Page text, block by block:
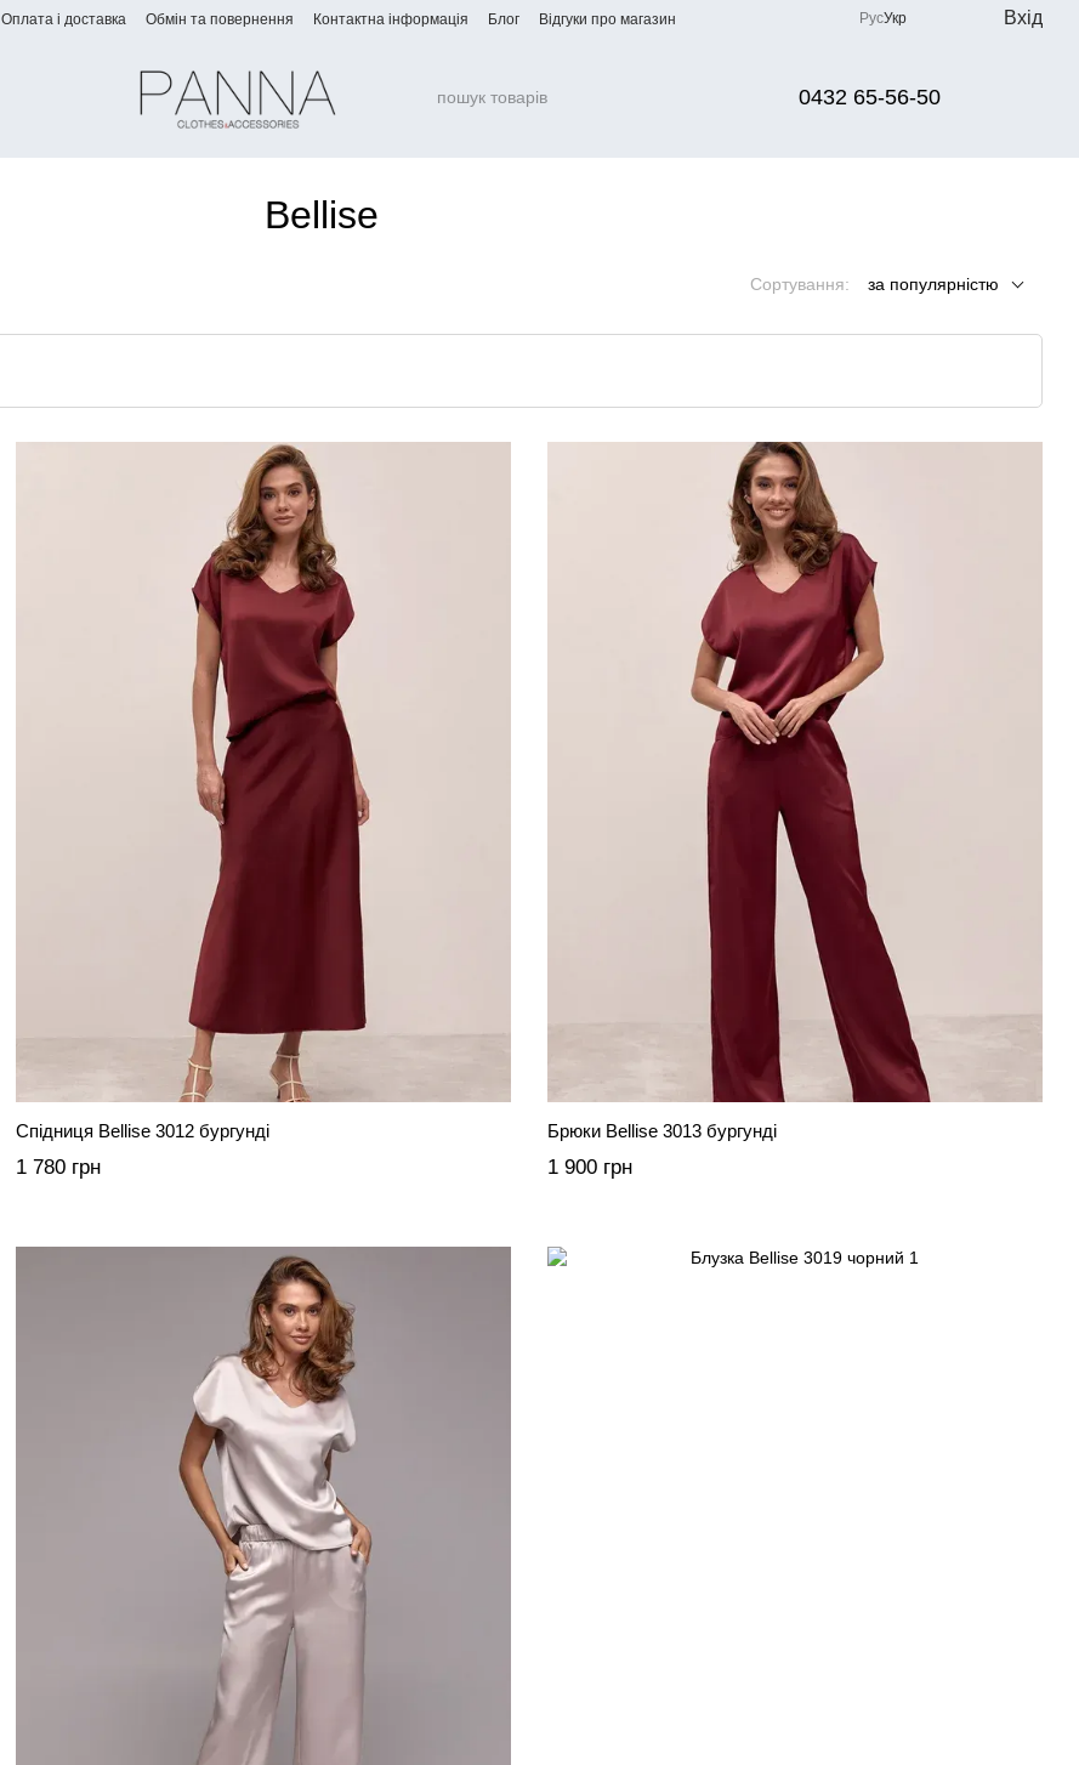
Оплата і доставка Обмін та повернення Контактна інформація Блог Відгуки про магазин РусУкр Вхід
0432 65-56-50
Bellise
Сортування: за популярністю
Спідниця Bellise 3012 бургунді
1 780 грн
Брюки Bellise 3013 бургунді
1 900 грн